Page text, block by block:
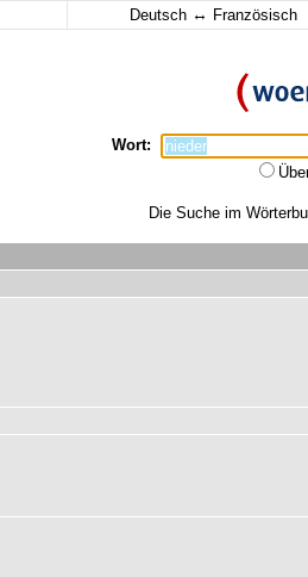
Deutsch ↔ Französisch
Wort:
Die Suche im